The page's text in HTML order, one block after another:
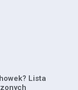
Lista